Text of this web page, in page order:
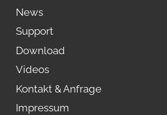
News
Support
Download
Videos
Kontakt & Anfrage
Impressum